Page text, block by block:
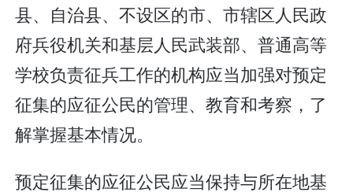
县、自治县、不设区的市、市辖区人民政
府兵役机关和基层人民武装部、普通高等
学校负责征兵工作的机构应当加强对预定
征集的应征公民的管理、教育和考察，了
解掌握基本情况。
预定征集的应征公民应当保持与所在地基